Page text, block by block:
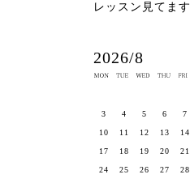
レッスン見てます
2026/8
3 4 5 6 7
10 11 12 13 14
17 18 19 20 21
24 25 26 27 28